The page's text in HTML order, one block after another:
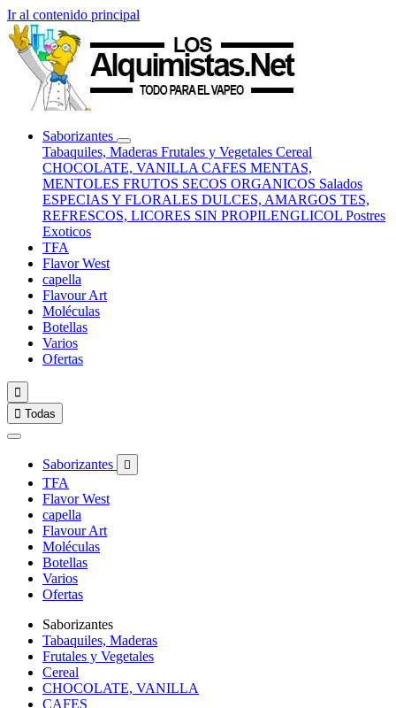
Ir al contenido principal
Saborizantes
Tabaquiles, Maderas Frutales y Vegetales Cereal
CHOCOLATE, VANILLA CAFES MENTAS,
MENTOLES FRUTOS SECOS ORGANICOS Salados
ESPECIAS Y FLORALES DULCES, AMARGOS TES,
REFRESCOS, LICORES SIN PROPILENGLICOL Postres
Exoticos
TFA
Flavor West
capella
Flavour Art
Moléculas
Botellas
Varios
Ofertas

 Todas
Saborizantes 
TFA
Flavor West
capella
Flavour Art
Moléculas
Botellas
Varios
Ofertas
Saborizantes
Tabaquiles, Maderas
Frutales y Vegetales
Cereal
CHOCOLATE, VANILLA
CAFES